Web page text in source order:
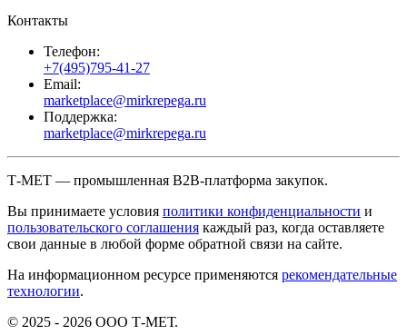
Контакты
Телефон:
+7(495)795-41-27
Email:
marketplace@mirkrepega.ru
Поддержка:
marketplace@mirkrepega.ru
Т-МЕТ — промышленная B2B-платформа закупок.
Вы принимаете условия политики конфиденциальности и
пользовательского соглашения каждый раз, когда оставляете
свои данные в любой форме обратной связи на сайте.
На информационном ресурсе применяются рекомендательные
технологии.
© 2025 - 2026 ООО Т-МЕТ.